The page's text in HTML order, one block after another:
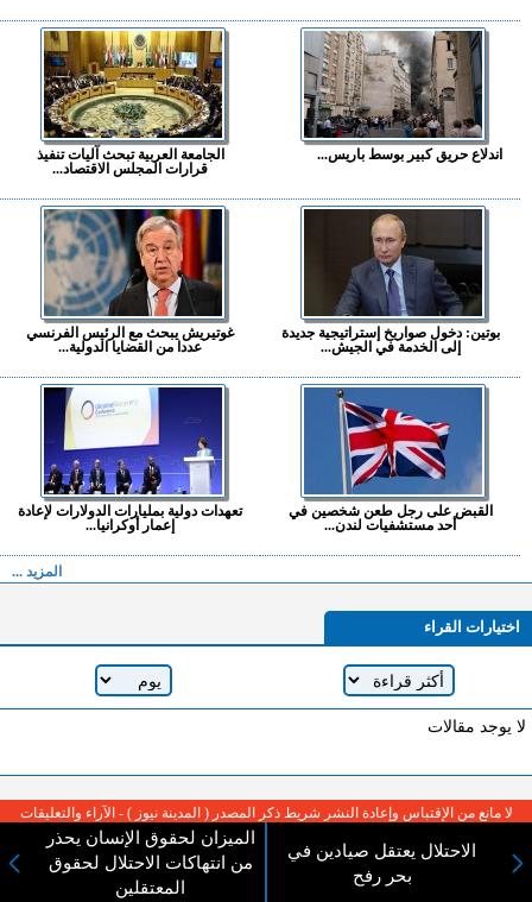
اندلاع حريق كبير بوسط باريس...
الجامعة العربية تبحث آليات تنفيذ
قرارات المجلس الاقتصاد...
بوتين: دخول صواريخ إستراتيجية جديدة
إلى الخدمة في الجيش...
غوتيريش يبحث مع الرئيس الفرنسي
عددا من القضايا الدولية...
القبض على رجل طعن شخصين في
أحد مستشفيات لندن...
تعهدات دولية بمليارات الدولارات لإعادة
إعمار أوكرانيا...
المزيد ...
اختيارات القراء
لا يوجد مقالات
الاحتلال يعتقل صيادين في
بحر رفح
الميزان لحقوق الإنسان يحذر
من انتهاكات الاحتلال لحقوق
المعتقلين
لا مانع من الإقتباس وإعادة النشر شريط ذكر المصدر ( المدينة نيوز ) - الآراء والتعليقات
المنشورة تعبر عن رأي أصحابها فقط